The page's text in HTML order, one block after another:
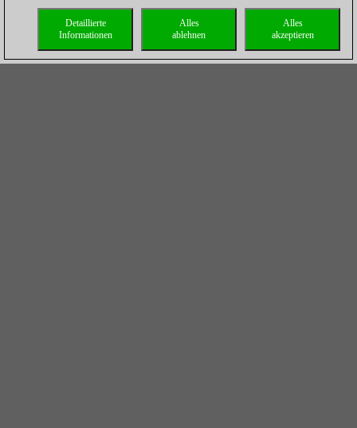
Alles
akzeptieren
Alles
ablehnen
Detaillierte
Informationen